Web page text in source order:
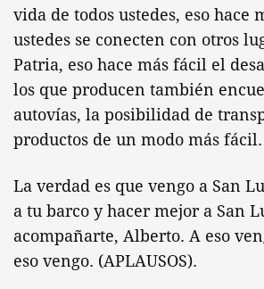
vida de todos ustedes, eso hace
ustedes se conecten con otros
Patria, eso hace más fácil el
los que producen también
autovías, la posibilidad de
productos de un modo más fácil.
La verdad es que vengo a San
a tu barco y hacer mejor a San
acompañarte, Alberto. A eso
eso vengo. (APLAUSOS).